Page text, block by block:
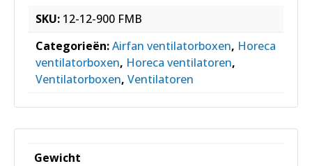
SKU: 12-12-900 FMB
Categorieën:Airfan ventilatorboxen, Horeca
ventilatorboxen, Horeca ventilatoren,
Ventilatorboxen, Ventilatoren
Gewicht